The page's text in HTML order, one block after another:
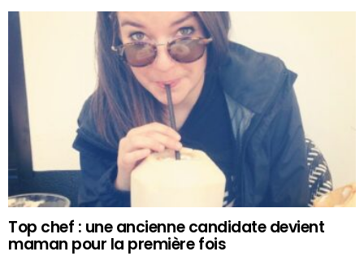
Top chef : une ancienne candidate devient
maman pour la première fois